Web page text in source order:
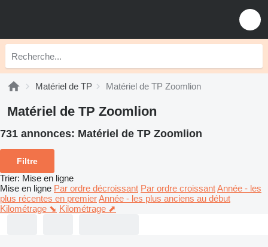
Matériel de TP Matériel de TP Zoomlion
Matériel de TP Zoomlion
731 annonces: Matériel de TP Zoomlion
Filtre
Trier: Mise en ligne
Mise en ligne Par ordre décroissant Par ordre croissantAnnée - les
plus récentes en premierAnnée - les plus anciens au début
Kilométrage ⬊ Kilométrage ⬈